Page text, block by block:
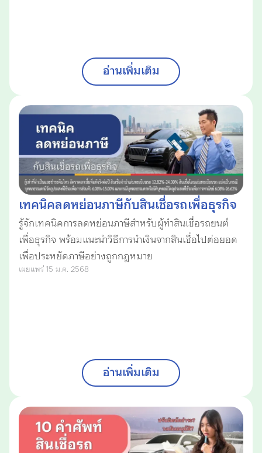
อ่านเพิ่มเติม
เทคนิคลดหย่อนภาษีกับสินเชื่อรถเพื่อธุรกิจ
รู้จักเทคนิคการลดหย่อนภาษีสำหรับผู้ทำสินเชื่อรถยนต์
เพื่อธุรกิจ พร้อมแนะนำวิธีการนำเงินจากสินเชื่อไปต่อยอด
เพื่อประหยัดภาษีอย่างถูกกฎหมาย
เผยแพร่ 15 ม.ค. 2568
อ่านเพิ่มเติม